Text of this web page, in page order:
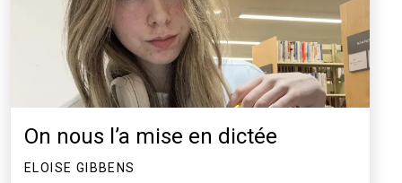
On nous l’a mise en dictée
ELOISE GIBBENS